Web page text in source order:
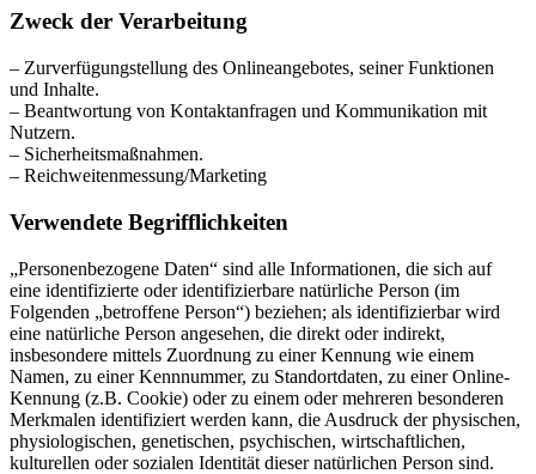
Zweck der Verarbeitung
– Zurverfügungstellung des Onlineangebotes, seiner Funktionen
und Inhalte.
– Beantwortung von Kontaktanfragen und Kommunikation mit
Nutzern.
– Sicherheitsmaßnahmen.
– Reichweitenmessung/Marketing
Verwendete Begrifflichkeiten
„Personenbezogene Daten“ sind alle Informationen, die sich auf
eine identifizierte oder identifizierbare natürliche Person (im
Folgenden „betroffene Person“) beziehen; als identifizierbar wird
eine natürliche Person angesehen, die direkt oder indirekt,
insbesondere mittels Zuordnung zu einer Kennung wie einem
Namen, zu einer Kennnummer, zu Standortdaten, zu einer Online-
Kennung (z.B. Cookie) oder zu einem oder mehreren besonderen
Merkmalen identifiziert werden kann, die Ausdruck der physischen,
physiologischen, genetischen, psychischen, wirtschaftlichen,
kulturellen oder sozialen Identität dieser natürlichen Person sind.